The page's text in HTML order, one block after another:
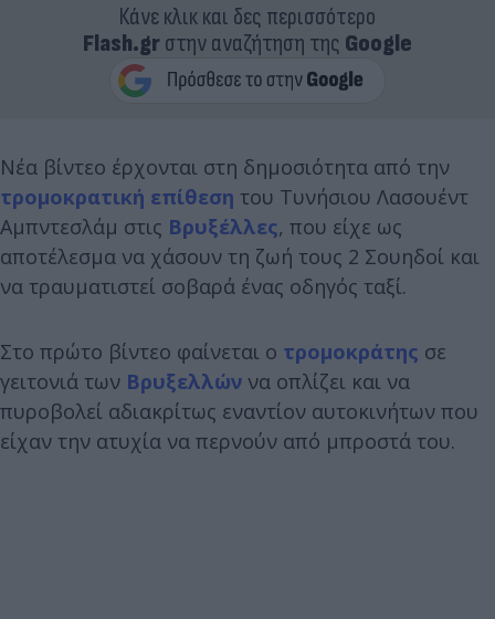
Κάνε κλικ και δες περισσότερο
Flash.grστην αναζήτηση της Google
Νέα βίντεο έρχονται στη δημοσιότητα από την
τρομοκρατική επίθεση του Τυνήσιου Λασουέντ
Αμπντεσλάμ στις Βρυξέλλες, που είχε ως
αποτέλεσμα να χάσουν τη ζωή τους 2 Σουηδοί και
να τραυματιστεί σοβαρά ένας οδηγός ταξί.
Στο πρώτο βίντεο φαίνεται ο τρομοκράτης σε
γειτονιά των Βρυξελλών να οπλίζει και να
πυροβολεί αδιακρίτως εναντίον αυτοκινήτων που
είχαν την ατυχία να περνούν από μπροστά του.